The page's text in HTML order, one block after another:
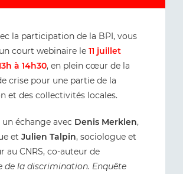
la participation de la BPI, vous
court webinaire le 11 juillet
à 14h30, en plein cœur de la
crise pour une partie de la
et des collectivités locales.
échange avec Denis Merklen,
et Julien Talpin, sociologue et
au CNRS, co-auteur de
de la discrimination. Enquête